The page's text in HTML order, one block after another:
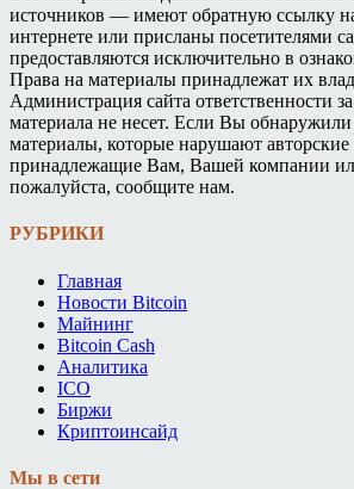
источников — имеют обратную ссылку
интернете или присланы посетителями
предоставляются исключительно в
Права на материалы принадлежат их
Администрация сайта ответственности
материала не несет. Если Вы
материалы, которые нарушают авторские
принадлежащие Вам, Вашей компании
пожалуйста, сообщите нам.
РУБРИКИ
Главная
Новости Bitcoin
Майнинг
Bitcoin Cash
Аналитика
ICO
Биржи
Криптоинсайд
Мы в сети